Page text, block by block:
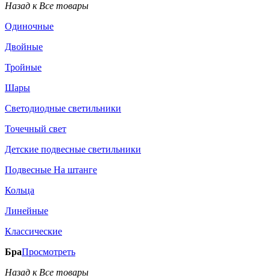
Назад к Все товары
Одиночные
Двойные
Тройные
Шары
Светодиодные светильники
Точечный свет
Детские подвесные светильники
Подвесные На штанге
Кольца
Линейные
Классические
БраПросмотреть
Назад к Все товары